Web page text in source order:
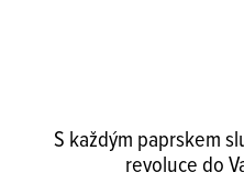
S každým paprskem
revoluce do